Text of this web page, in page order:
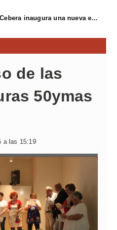
La Cebera inaugura una nueva edición de su ciclo cultural con propuestas para todos los públicos
de las
50ymas
a las 15:19